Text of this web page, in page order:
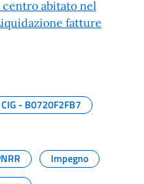
centro abitato nel
fatture
CIG - B0720F2FB7
Impegno